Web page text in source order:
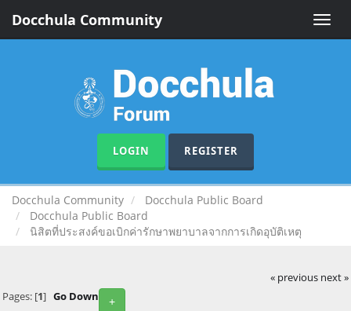
Toggle
Docchula Community
LOGIN REGISTER
Docchula Community
Docchula Public Board
Docchula Public Board
นิสิตที่ประสงค์ขอเบิกค่ารักษาพยาบาลจากการเกิดอุบัติเหตุ
« previous next »
+
Pages: [1] Go Down